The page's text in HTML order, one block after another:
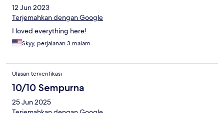
12 Jun 2023
Terjemahkan dengan Google
I loved everything here!
Skyy, perjalanan 3 malam
Ulasan terverifikasi
10/10 Sempurna
25 Jun 2025